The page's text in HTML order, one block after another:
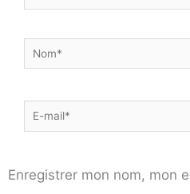
Nom*
E-
mail*
Enregistrer mon nom, mon